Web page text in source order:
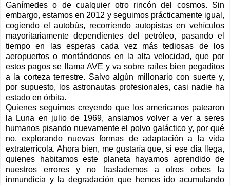
Ganímedes o de cualquier otro rincón del cosmos. Sin
embargo, estamos en 2012 y seguimos prácticamente igual,
cogiendo el autobús, recorriendo autopistas en vehículos
mayoritariamente dependientes del petróleo, pasando el
tiempo en las esperas cada vez más tediosas de los
aeropuertos o montándonos en la alta velocidad, que por
estos pagos se llama AVE y va sobre raíles bien pegaditos
a la corteza terrestre. Salvo algún millonario con suerte y,
por supuesto, los astronautas profesionales, casi nadie ha
estado en órbita.
Quienes seguimos creyendo que los americanos patearon
la Luna en julio de 1969, ansiamos volver a ver a seres
humanos pisando nuevamente el polvo galáctico y, por qué
no, explorando nuevas formas de adaptación a la vida
extraterrícola. Ahora bien, me gustaría que, si ese día llega,
quienes habitamos este planeta hayamos aprendido de
nuestros errores y no traslademos a otros orbes la
inmundicia y la degradación que hemos ido acumulando